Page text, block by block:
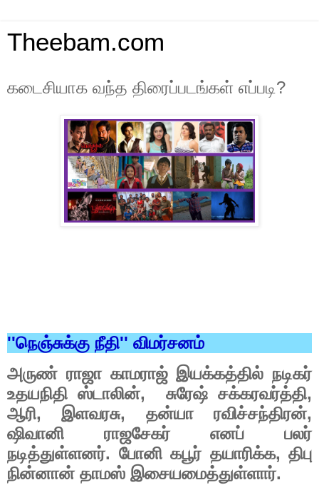
Theebam.com
கடைசியாக வந்த திரைப்படங்கள் எப்படி?
''நெஞ்சுக்கு நீதி'' விமர்சனம்
அருண் ராஜா காமராஜ் இயக்கத்தில் நடிகர்
உதயநிதி ஸ்டாலின், சுரேஷ் சக்கரவர்த்தி,
ஆரி,இளவரசு, தன்யா ரவிச்சந்திரன்,
ஷிவானி ராஜசேகர் எனப்
பலர்
நடித்துள்ளனர். போனி கபூர் தயாரிக்க, திபு
நின்னான் தாமஸ் இசையமைத்துள்ளார்.